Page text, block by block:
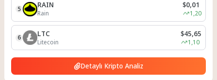
5 RAIN
Rain
$0,01
1,20
6 LTC
Litecoin
$45,65
1,10
Detaylı Kripto Analiz